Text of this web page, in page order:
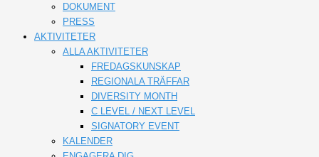
DOKUMENT
PRESS
AKTIVITETER
ALLA AKTIVITETER
FREDAGSKUNSKAP
REGIONALA TRÄFFAR
DIVERSITY MONTH
C LEVEL / NEXT LEVEL
SIGNATORY EVENT
KALENDER